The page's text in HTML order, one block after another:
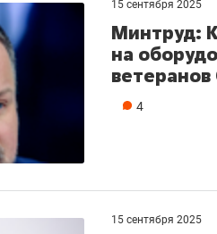
15 сентября 2025
Минтруд:
на
4
15 сентября 2025